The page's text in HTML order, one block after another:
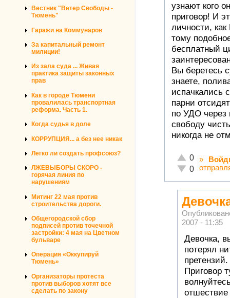
Вестник "Ветер Свободы -
Тюмень"
Гаражи на Коммунаров
За капитальный ремонт
милиции!
Из зала суда ... Живая
практика защиты законных
прав
Как в городе Тюмени
провалилась транспортная
реформа. Часть 1.
Когда судья в доле
КОРРУПЦИЯ... а без нее никак
Легко ли создать профсоюз?
ЛЖЕВЫБОРЫ СКОРО -
горячая линия по
нарушениям
Митинг 22 мая против
строительства дороги.
Общегородской сбор
подписей против точечной
застройки: 4 мая на Цветном
бульваре
Операция «Оккупируй
Тюмень»
Организаторы протеста
против выборов хотят все
сделать по закону
узнают кого
приговор! И
личности,
тому
бесплатный
Вы беретесь
знаете,
испачкались
парни
по УДО через
свободу
никогда не
Отлично!
0
Неадекватно!
0
»
2007 - 11:35
Девочка,
потерял
претензий.
Приговор
отшествие